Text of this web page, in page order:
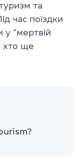
та
час поїздки
у “мертвій
хто ще